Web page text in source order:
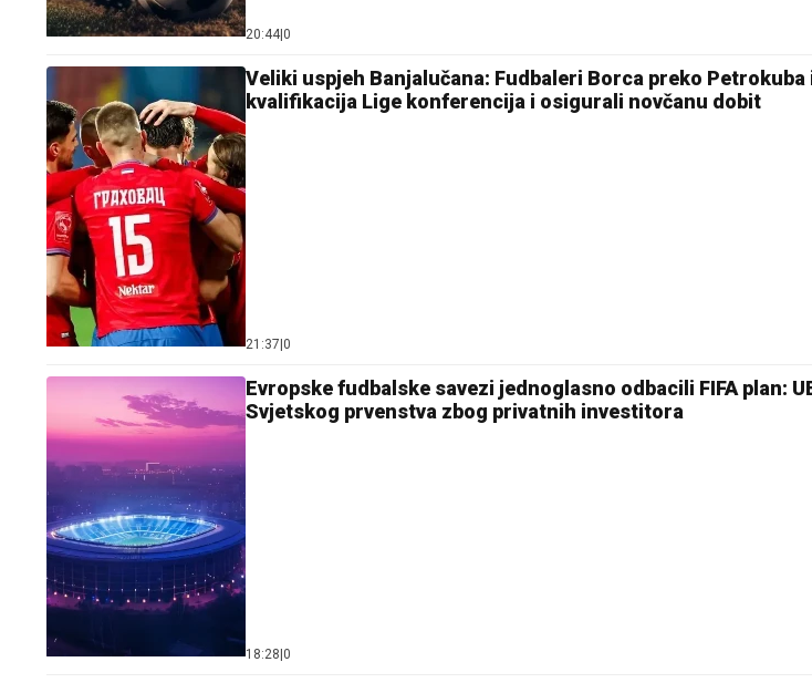
20:44 0
Veliki uspjeh Banjalučana: Fudbaleri Borca preko
kvalifikacija Lige konferencija i osigurali novčanu dobit
21:37 0
Evropske fudbalske savezi jednoglasno odbacili FIFA plan:
Svjetskog prvenstva zbog privatnih investitora
18:28 0